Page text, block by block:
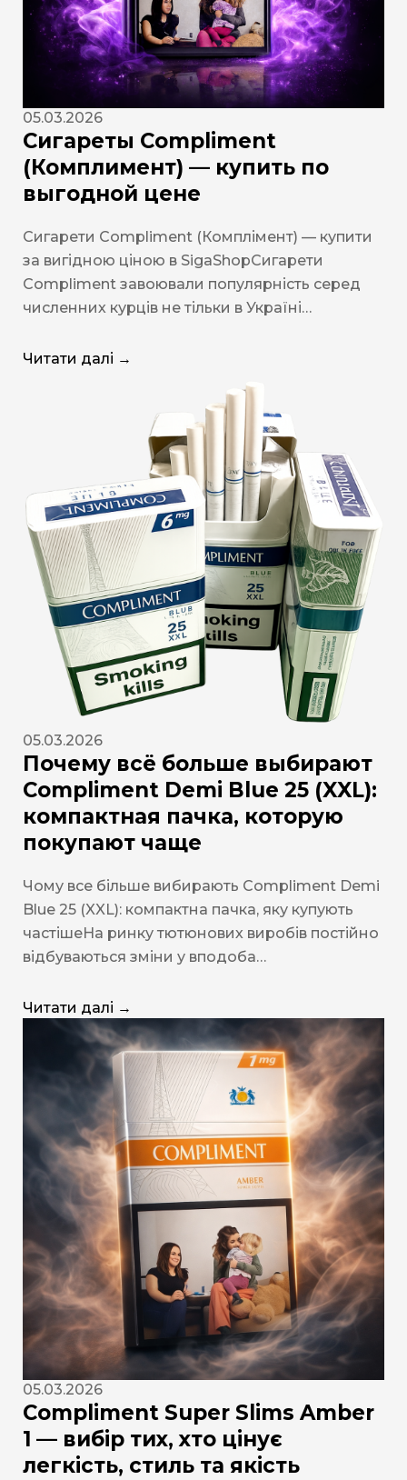
05.03.2026
Сигареты Compliment
(Комплимент) — купить по
выгодной цене
Сигарети Compliment (Комплімент) — купити
за вигідною ціною в SigaShopСигарети
Compliment завоювали популярність серед
численних курців не тільки в Україні…
Читати далі →
05.03.2026
Почему всё больше выбирают
Compliment Demi Blue 25 (XXL):
компактная пачка, которую
покупают чаще
Чому все більше вибирають Compliment Demi
Blue 25 (XXL): компактна пачка, яку купують
частішеНа ринку тютюнових виробів постійно
відбуваються зміни у вподоба…
Читати далі →
05.03.2026
Compliment Super Slims Amber
1 — вибір тих, хто цінує
легкість, стиль та якість